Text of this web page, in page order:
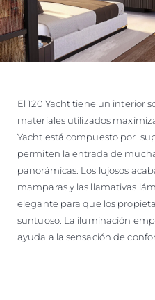
El 120 Yacht tiene un interior
materiales utilizados
Yacht está compuesto por
permiten la entrada de
panorámicas. Los lujosos
mamparas y las llamativas
elegante para que los
suntuoso. La iluminación
ayuda a la sensación de